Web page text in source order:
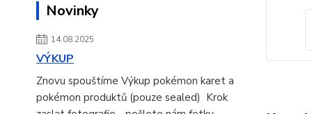
Novinky
14.08.2025
VÝKUP
Znovu spouštíme Výkup pokémon karet a
pokémon produktů (pouze sealed) Krok